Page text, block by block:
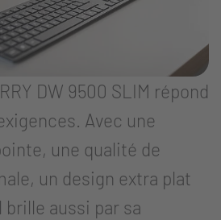
DW 9500 SLIM répond
Avec une
une qualité de
un design extra plat
aussi par sa